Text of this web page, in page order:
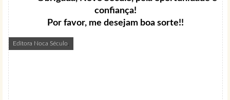
Editora Noca Século
confiança!
Por favor, me desejam boa sorte!!